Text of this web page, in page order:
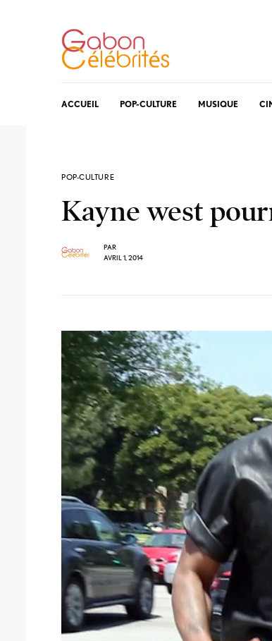
ACCUEIL POP-CULTURE MUSIQUE
POP-CULTURE
Kayne west
PAR
AVRIL 1, 2014